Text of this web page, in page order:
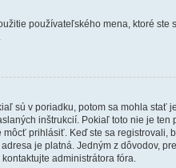
používateľského mena, ktoré
sú v poriadku, potom sa mohla
inštrukcií. Pokiaľ toto nie je
prihlásiť. Keď ste sa
je platná. Jedným z dôvodov,
administrátora fóra.